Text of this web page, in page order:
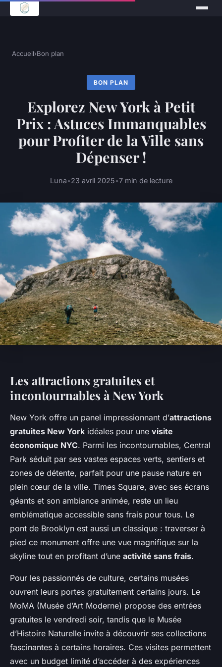
Accueil›Bon plan
BON PLAN
Explorez New York à Petit
Prix : Astuces Immanquables
pour Profiter de la Ville sans
Dépenser !
Luna•23 avril 2025•7 min de lecture
Les attractions gratuites et
incontournables à New York
New York offre un panel impressionnant d’attractions
gratuites New York idéales pour une visite
économique NYC. Parmi les incontournables, Central
Park séduit par ses vastes espaces verts, sentiers et
zones de détente, parfait pour une pause nature en
plein cœur de la ville. Times Square, avec ses écrans
géants et son ambiance animée, reste un lieu
emblématique accessible sans frais pour tous. Le
pont de Brooklyn est aussi un classique : traverser à
pied ce monument offre une vue magnifique sur la
skyline tout en profitant d’une activité sans frais.
Pour les passionnés de culture, certains musées
ouvrent leurs portes gratuitement certains jours. Le
MoMA (Musée d’Art Moderne) propose des entrées
gratuites le vendredi soir, tandis que le Musée
d’Histoire Naturelle invite à découvrir ses collections
fascinantes à certains horaires. Ces visites permettent
avec un budget limité d’accéder à des expériences